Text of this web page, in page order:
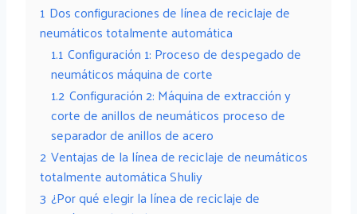
1 Dos configuraciones de línea de reciclaje de
neumáticos totalmente automática
1.1 Configuración 1: Proceso de despegado de
neumáticos máquina de corte
1.2 Configuración 2: Máquina de extracción y
corte de anillos de neumáticos proceso de
separador de anillos de acero
2 Ventajas de la línea de reciclaje de neumáticos
totalmente automática Shuliy
3 ¿Por qué elegir la línea de reciclaje de